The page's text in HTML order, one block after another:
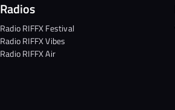
Radios
Radio RIFFX Festival
Radio RIFFX Vibes
Radio RIFFX Air